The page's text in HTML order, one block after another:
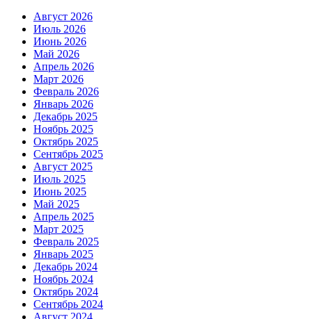
Август 2026
Июль 2026
Июнь 2026
Май 2026
Апрель 2026
Март 2026
Февраль 2026
Январь 2026
Декабрь 2025
Ноябрь 2025
Октябрь 2025
Сентябрь 2025
Август 2025
Июль 2025
Июнь 2025
Май 2025
Апрель 2025
Март 2025
Февраль 2025
Январь 2025
Декабрь 2024
Ноябрь 2024
Октябрь 2024
Сентябрь 2024
Август 2024